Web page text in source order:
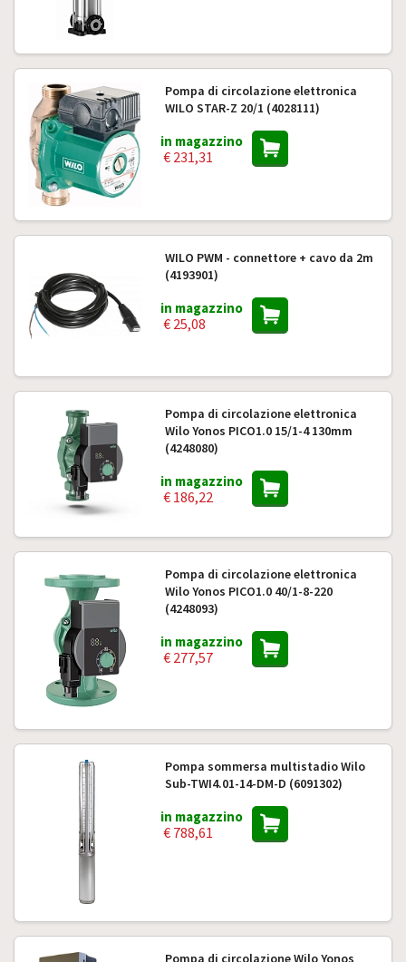
Pompa di circolazione elettronica
WILO STAR-Z 20/1 (4028111)
in magazzino
€ 231,31
WILO PWM - connettore + cavo da 2m
(4193901)
in magazzino
€ 25,08
Pompa di circolazione elettronica
Wilo Yonos PICO1.0 15/1-4 130mm
(4248080)
in magazzino
€ 186,22
Pompa di circolazione elettronica
Wilo Yonos PICO1.0 40/1-8-220
(4248093)
in magazzino
€ 277,57
Pompa sommersa multistadio Wilo
Sub-TWI4.01-14-DM-D (6091302)
in magazzino
€ 788,61
Pompa di circolazione Wilo Yonos